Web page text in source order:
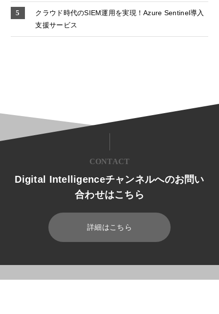
クラウド時代のSIEM運用を実現！Azure Sentinel導入
支援サービス
CONTACT
Digital Intelligenceチャンネルへのお問い
合わせはこちら
詳細はこちら